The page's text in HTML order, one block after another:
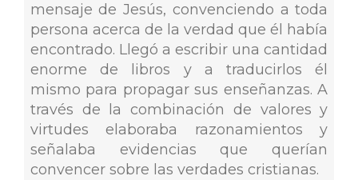
mensaje de Jesús, convenciendo a toda
persona acerca de la verdad que él había
encontrado. Llegó a escribir una cantidad
enorme de libros y a traducirlos él
mismo para propagar sus enseñanzas. A
través de la combinación de valores y
virtudes elaboraba razonamientos y
señalaba evidencias que querían
convencer sobre las verdades cristianas.